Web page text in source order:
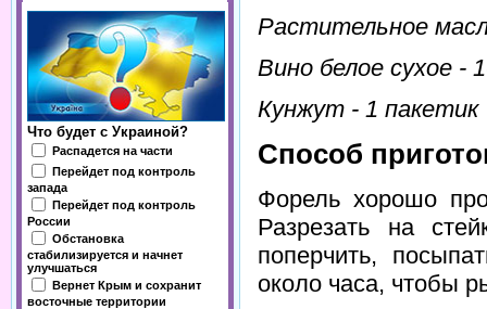
Что будет с Украиной?
Распадется на части
Перейдет под контроль
запада
Перейдет под контроль
России
Обстановка
стабилизируется и начнет
улучшаться
Вернет Крым и сохранит
восточные территории
Растительное
Вино белое сухое -
Кунжут - 1 пакетик
Способ
Форель хорошо
Разрезать на
поперчить,
около часа, чтобы